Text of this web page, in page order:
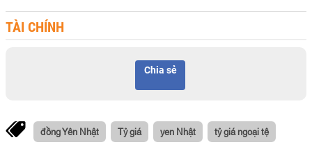
TÀI CHÍNH
Chia sẻ
đồng Yên Nhật Tỷ giá yen Nhật tỷ giá ngoại tệ